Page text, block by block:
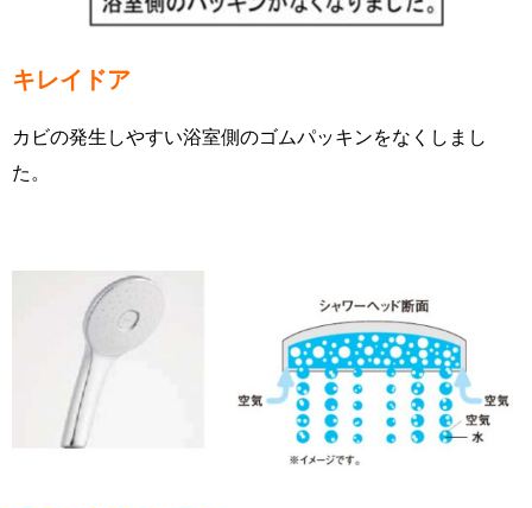
キレイドア
カビの発生しやすい浴室側のゴムパッキンをなくしまし
た。